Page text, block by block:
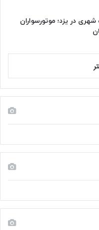
در یزد؛ موتورسواران